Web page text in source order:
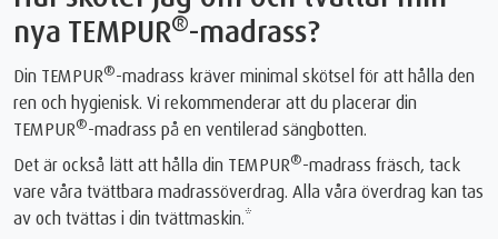
nya TEMPUR®-madrass?
Din TEMPUR®-madrass kräver minimal skötsel för att hålla den
ren och hygienisk. Vi rekommenderar att du placerar din
TEMPUR®-madrass på en ventilerad sängbotten.
Det är också lätt att hålla din TEMPUR®-madrass fräsch, tack
vare våra tvättbara madrassöverdrag. Alla våra överdrag kan tas
av och tvättas i din tvättmaskin.*